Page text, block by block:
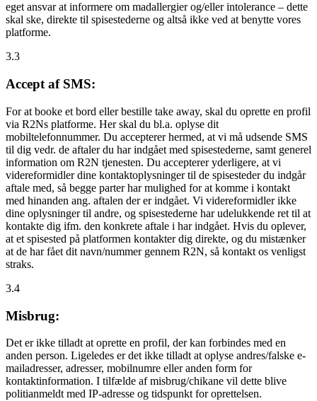
eget ansvar at informere om madallergier og/eller intolerance – dette
skal ske, direkte til spisestederne og altså ikke ved at benytte vores
platforme.
3.3
Accept af SMS:
For at booke et bord eller bestille take away, skal du oprette en profil
via R2Ns platforme. Her skal du bl.a. oplyse dit
mobiltelefonnummer. Du accepterer hermed, at vi må udsende SMS
til dig vedr. de aftaler du har indgået med spisestederne, samt generel
information om R2N tjenesten. Du accepterer yderligere, at vi
videreformidler dine kontaktoplysninger til de spisesteder du indgår
aftale med, så begge parter har mulighed for at komme i kontakt
med hinanden ang. aftalen der er indgået. Vi videreformidler ikke
dine oplysninger til andre, og spisestederne har udelukkende ret til at
kontakte dig ifm. den konkrete aftale i har indgået. Hvis du oplever,
at et spisested på platformen kontakter dig direkte, og du mistænker
at de har fået dit navn/nummer gennem R2N, så kontakt os venligst
straks.
3.4
Misbrug:
Det er ikke tilladt at oprette en profil, der kan forbindes med en
anden person. Ligeledes er det ikke tilladt at oplyse andres/falske e-
mailadresser, adresser, mobilnumre eller anden form for
kontaktinformation. I tilfælde af misbrug/chikane vil dette blive
politianmeldt med IP-adresse og tidspunkt for oprettelsen.